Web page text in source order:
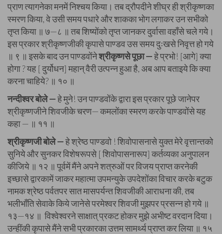
प्राण त्यागनेका मनमें निश्चय किया। तब द्रौपदीने शीघ्र ही श्रीकृष्णका
स्मरण किया, वे उसी समय पधारे और शाकका भोग लगाकर उन सभीको
तृप्त किया ॥ ७—८ ॥ तब शिष्योंको तृप्त जानकर दुर्वासा वहाँसे चले गये।
इस प्रकार श्रीकृष्णजीकी कृपासे पाण्डव उस समय दुःखसे निवृत्त हो गये
॥ ९ ॥ इसके बाद उन पाण्डवोंनेश्रीकृष्णसे पूछा —हे प्रभो! [आगे] क्या
होगा ? यह [ दुर्योधन] महान् वैरी उत्पन्न हुआ है, अब आप बताइये कि क्या
करना चाहिये? ॥ १० ॥
नन्दीश्वर बोले —हे मुने! उन पाण्डवोंके द्वारा इस प्रकार पूछे जानेपर
श्रीकृष्णजीने शिवजीके चरण— कमलोंका स्मरण करके पाण्डवोंसे यह
कहा — ॥ ११ ॥
श्रीकृष्णजी बोले —हे श्रेष्ठ पाण्डवो ! शिवोपासनासे युक्त मेरे वृत्तान्तको
सुनिये और सुनकर विशेषरूपसे [ शिवोपासनारूप] कर्तव्यका अनुपालन
कीजिये ॥ १२ ॥ पूर्वमें मैंने अपने शत्रुओं पर विजय प्राप्त करनेकी
इच्छासे द्वारकामें जाकर महात्मा उपमन्युके उपदेशोंका विचार करके बटुक
नामक श्रेष्ठ पर्वतपर सात मासपर्यन्त शिवजीकी आराधना की, तब
भलीभाँति सेवाके किये जानेसे परमेश्वर शिवजी मुझपर प्रसन्न हो गये ॥
१३—१४ ॥ विश्वेश्वरने साक्षात् प्रकट होकर मुझे अभीष्ट वरदान दिया।
उन्हींकी कृपासे मैंने सभी प्रकारका उत्तम सामर्थ्य प्राप्त कर लिया ॥ १५